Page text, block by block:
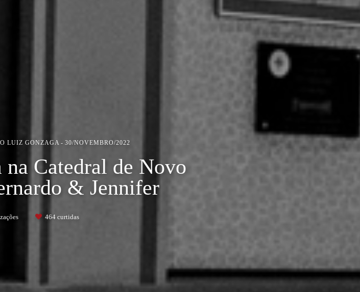
LUIZ GONZAGA 30/NOVEMBRO/2022
na Catedral de Novo
& Jennifer
464 curtidas